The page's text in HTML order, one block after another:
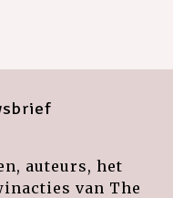
auteurs, het
van The